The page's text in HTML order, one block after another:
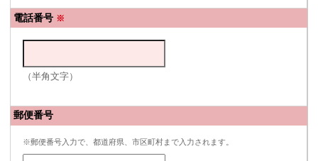
電話番号 ※
（半角文字）
郵便番号
※郵便番号入力で、都道府県、市区町村まで入力されます。